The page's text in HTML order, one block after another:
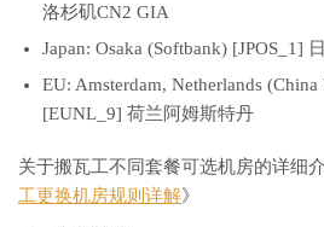
洛杉矶CN2 GIA
Japan: Osaka (Softbank) [JPOS_1]
EU: Amsterdam, Netherlands
[EUNL_9] 荷兰阿姆斯特丹
关于搬瓦工不同套餐可选机房的详细
工更换机房规则详解》